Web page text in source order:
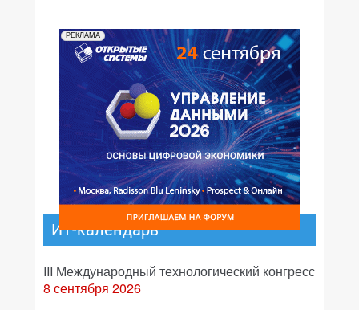
РЕКЛАМА
ИТ-календарь
III Международный технологический конгресс
8 сентября 2026